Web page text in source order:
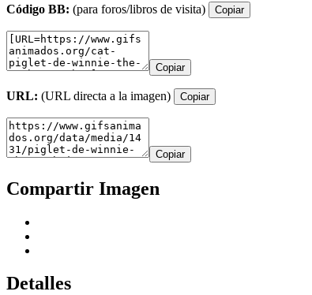
Código BB: (para foros/libros de visita) Copiar
Copiar
URL: (URL directa a la imagen) Copiar
Copiar
Compartir Imagen
Detalles